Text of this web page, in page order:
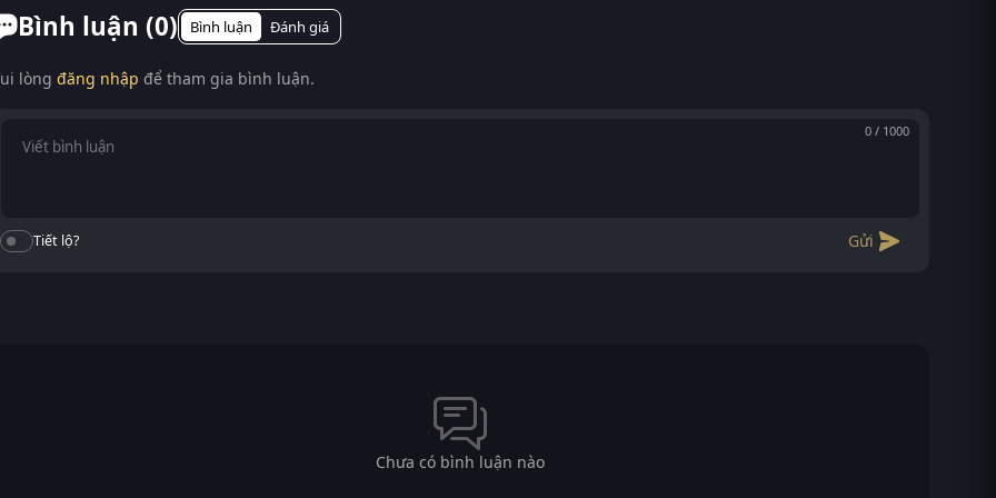
Bình luận (0) Bình luận Đánh giá
lòng đăng nhập để tham gia bình luận.
0 / 1000
Tiết lộ? Gửi
Chưa có bình luận nào